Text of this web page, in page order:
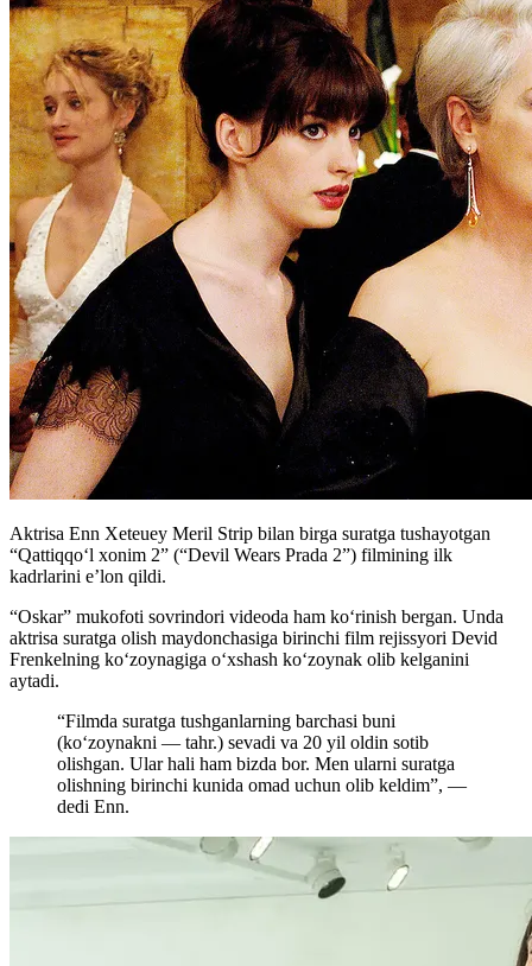
Aktrisa Enn Xeteuey Meril Strip bilan birga suratga tushayotgan
“Qattiqqoʻl xonim 2” (“Devil Wears Prada 2”) filmining ilk
kadrlarini e’lon qildi.
“Oskar” mukofoti sovrindori videoda ham koʻrinish bergan. Unda
aktrisa suratga olish maydonchasiga birinchi film rejissyori Devid
Frenkelning ko‘zoynagiga o‘xshash ko‘zoynak olib kelganini
aytadi.
“Filmda suratga tushganlarning barchasi buni
(koʻzoynakni — tahr.) sevadi va 20 yil oldin sotib
olishgan. Ular hali ham bizda bor. Men ularni suratga
olishning birinchi kunida omad uchun olib keldim”, —
dedi Enn.